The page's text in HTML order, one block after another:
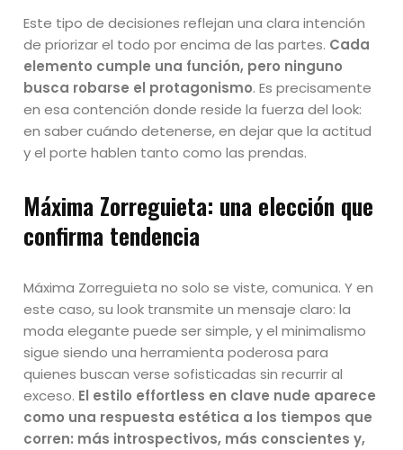
Este tipo de decisiones reflejan una clara intención
de priorizar el todo por encima de las partes. Cada
elemento cumple una función, pero ninguno
busca robarse el protagonismo. Es precisamente
en esa contención donde reside la fuerza del look:
en saber cuándo detenerse, en dejar que la actitud
y el porte hablen tanto como las prendas.
Máxima Zorreguieta: una elección que
confirma tendencia
Máxima Zorreguieta no solo se viste, comunica. Y en
este caso, su look transmite un mensaje claro: la
moda elegante puede ser simple, y el minimalismo
sigue siendo una herramienta poderosa para
quienes buscan verse sofisticadas sin recurrir al
exceso. El estilo effortless en clave nude aparece
como una respuesta estética a los tiempos que
corren: más introspectivos, más conscientes y,